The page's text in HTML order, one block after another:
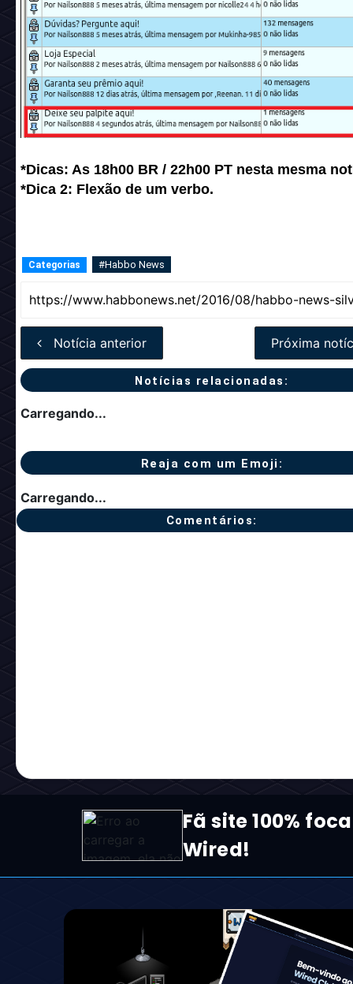
*Dicas: As 18h00 BR / 22h00 PT nesta mesma
*Dica 2: Flexão de um verbo.
Categorias #Habbo News
Notícia anterior Próxima
Notícias relacionadas:
Carregando...
Reaja com um Emoji:
Carregando...
Comentários:
Fã site 100%
Wired!